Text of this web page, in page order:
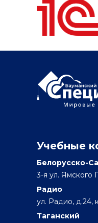
Учебные
Белорусско-
3-я ул. Ямского
Радио
ул. Радио, д.24,
Таганский